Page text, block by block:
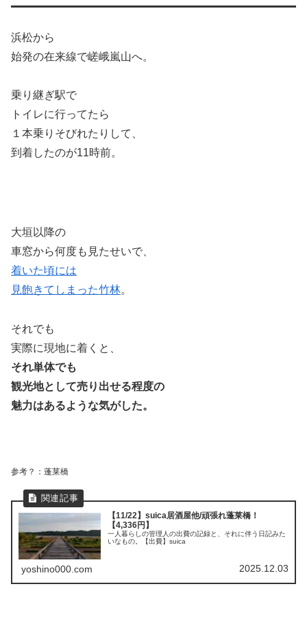
浜松から
始発の在来線で嵯峨嵐山へ。
乗り継ぎ駅で
トイレに行ってたら
１本乗りそびれたりして、
到着したのが11時前。
大垣以降の
車窓から何度も見たせいで、
着いた頃には
見飽きてしまった竹林。
それでも
実際に現地に着くと、
それ単体でも
観光地として売り出せる程度の
魅力はあるような気がした。
参考？：蓬莱橋
【11/22】suica居酒屋他/頑張れ蓬莱橋！
【4,336円】
一人暮らしの管理人の出費の記録と、それに伴う日記みた
いなもの。【出費】suica
yoshino000.com 2025.12.03